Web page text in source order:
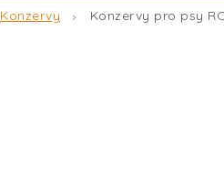
Konzervy Konzervy pro psy